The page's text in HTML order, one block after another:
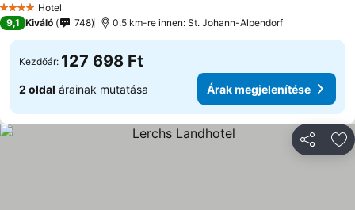
4 KategóriaHotel
9,1 Kiváló 748 0.5 km-re innen: St. Johann-Alpendorf
Kezdőár: 127 698 Ft
2 oldal árainak mutatása Árak megjelenítése